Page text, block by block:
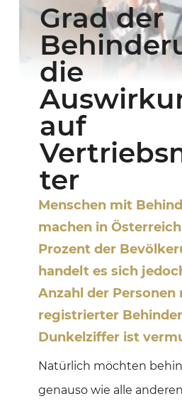
Grad der
die
auf
ter
Menschen mit
machen in
Prozent der
handelt es sich
Anzahl der Personen
registrierter
Dunkelziffer ist
Natürlich möchten
genauso wie alle